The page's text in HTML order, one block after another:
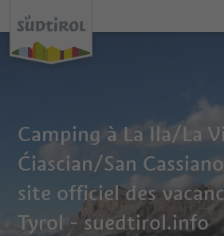
Camping à La Ila/La
Ćiascian/San
site officiel des
Tyrol - suedtirol.info